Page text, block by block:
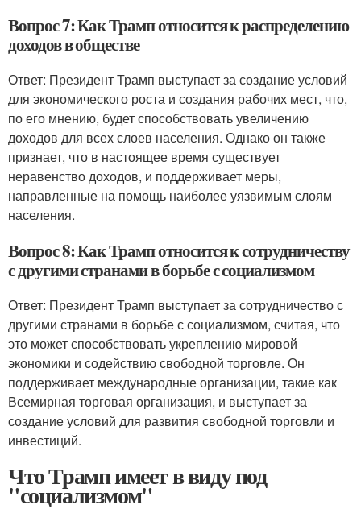
Вопрос 7: Как Трамп относится к распределению
доходов в обществе
Ответ: Президент Трамп выступает за создание условий
для экономического роста и создания рабочих мест, что,
по его мнению, будет способствовать увеличению
доходов для всех слоев населения. Однако он также
признает, что в настоящее время существует
неравенство доходов, и поддерживает меры,
направленные на помощь наиболее уязвимым слоям
населения.
Вопрос 8: Как Трамп относится к сотрудничеству
с другими странами в борьбе с социализмом
Ответ: Президент Трамп выступает за сотрудничество с
другими странами в борьбе с социализмом, считая, что
это может способствовать укреплению мировой
экономики и содействию свободной торговле. Он
поддерживает международные организации, такие как
Всемирная торговая организация, и выступает за
создание условий для развития свободной торговли и
инвестиций.
Что Трамп имеет в виду под
"социализмом"